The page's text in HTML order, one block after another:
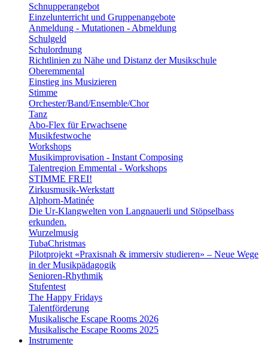
Schnupperangebot
Einzelunterricht und Gruppenangebote
Anmeldung - Mutationen - Abmeldung
Schulgeld
Schulordnung
Richtlinien zu Nähe und Distanz der Musikschule
Oberemmental
Einstieg ins Musizieren
Stimme
Orchester/Band/Ensemble/Chor
Tanz
Abo-Flex für Erwachsene
Musikfestwoche
Workshops
Musikimprovisation - Instant Composing
Talentregion Emmental - Workshops
STIMME FREI!
Zirkusmusik-Werkstatt
Alphorn-Matinée
Die Ur-Klangwelten von Langnauerli und Stöpselbass
erkunden.
Wurzelmusig
TubaChristmas
Pilotprojekt «Praxisnah & immersiv studieren» – Neue Wege
in der Musikpädagogik
Senioren-Rhythmik
Stufentest
The Happy Fridays
Talentförderung
Musikalische Escape Rooms 2026
Musikalische Escape Rooms 2025
Instrumente